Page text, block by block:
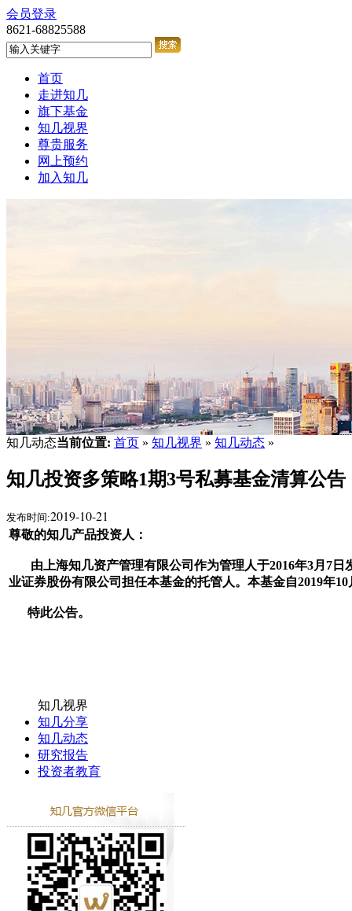
会员登录
8621-68825588
首页
走进知几
旗下基金
知几视界
尊贵服务
网上预约
加入知几
知几动态当前位置: 首页 » 知几视界 » 知几动态 »
知几投资多策略1期3号私募基金清算公告
发布时间:2019-10-21
尊敬的知几产品投资人：
由上海知几资产管理有限公司作为管理人于2016年3月7日
业证券股份有限公司担任本基金的托管人。本基金自2019年
特此公告。
知几视界
知几分享
知几动态
研究报告
投资者教育